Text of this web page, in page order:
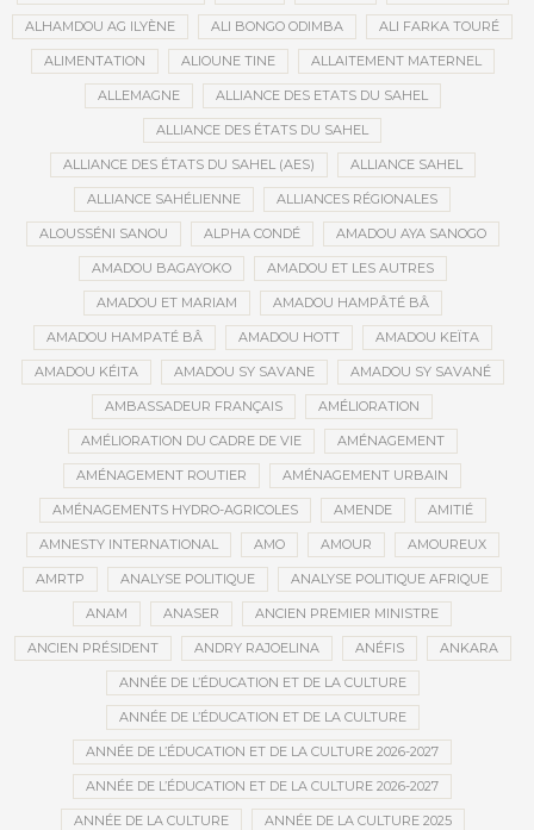
ALHAMDOU AG ILYÈNE ALI BONGO ODIMBA ALI FARKA TOURÉ
ALIMENTATION ALIOUNE TINE ALLAITEMENT MATERNEL
ALLEMAGNE ALLIANCE DES ETATS DU SAHEL
ALLIANCE DES ÉTATS DU SAHEL
ALLIANCE DES ÉTATS DU SAHEL (AES) ALLIANCE SAHEL
ALLIANCE SAHÉLIENNE ALLIANCES RÉGIONALES
ALOUSSÉNI SANOU ALPHA CONDÉ AMADOU AYA SANOGO
AMADOU BAGAYOKO AMADOU ET LES AUTRES
AMADOU ET MARIAM AMADOU HAMPÂTÉ BÂ
AMADOU HAMPATÉ BÂ AMADOU HOTT AMADOU KEÏTA
AMADOU KÉITA AMADOU SY SAVANE AMADOU SY SAVANÉ
AMBASSADEUR FRANÇAIS AMÉLIORATION
AMÉLIORATION DU CADRE DE VIE AMÉNAGEMENT
AMÉNAGEMENT ROUTIER AMÉNAGEMENT URBAIN
AMÉNAGEMENTS HYDRO-AGRICOLES AMENDE AMITIÉ
AMNESTY INTERNATIONAL AMO AMOUR AMOUREUX
AMRTP ANALYSE POLITIQUE ANALYSE POLITIQUE AFRIQUE
ANAM ANASER ANCIEN PREMIER MINISTRE
ANCIEN PRÉSIDENT ANDRY RAJOELINA ANÉFIS ANKARA
ANNÉE DE L’ÉDUCATION ET DE LA CULTURE
ANNÉE DE L’ÉDUCATION ET DE LA CULTURE
ANNÉE DE L’ÉDUCATION ET DE LA CULTURE 2026-2027
ANNÉE DE L’ÉDUCATION ET DE LA CULTURE 2026-2027
ANNÉE DE LA CULTURE ANNÉE DE LA CULTURE 2025